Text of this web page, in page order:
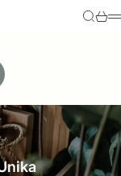
SøgKurv